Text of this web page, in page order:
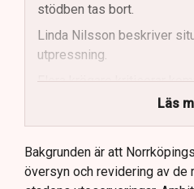
stödben tas bort.
Linda Nilsson beskriver
utpressning.
Flera krögare kritiserar
Kommunen vill skapa
uteserveringar.
Lindas Kula ställer in
Läs
Bakgrunden är att
översyn och revidering av